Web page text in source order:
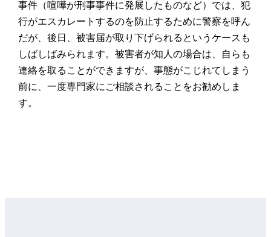
事件（喧嘩が刑事事件に発展したものなど）では、犯
行がエスカレートするのを防止するために警察を呼ん
だが、後日、被害届が取り下げられるというケースも
しばしばみられます。被害者が知人の場合は、自らも
連絡を取ることができますが、事態がこじれてしまう
前に、一度専門家にご相談されることをお勧めしま
す。